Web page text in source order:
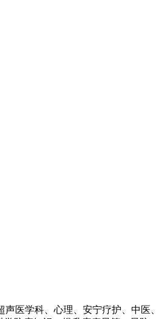
医学科、心理、安宁疗护、中医、